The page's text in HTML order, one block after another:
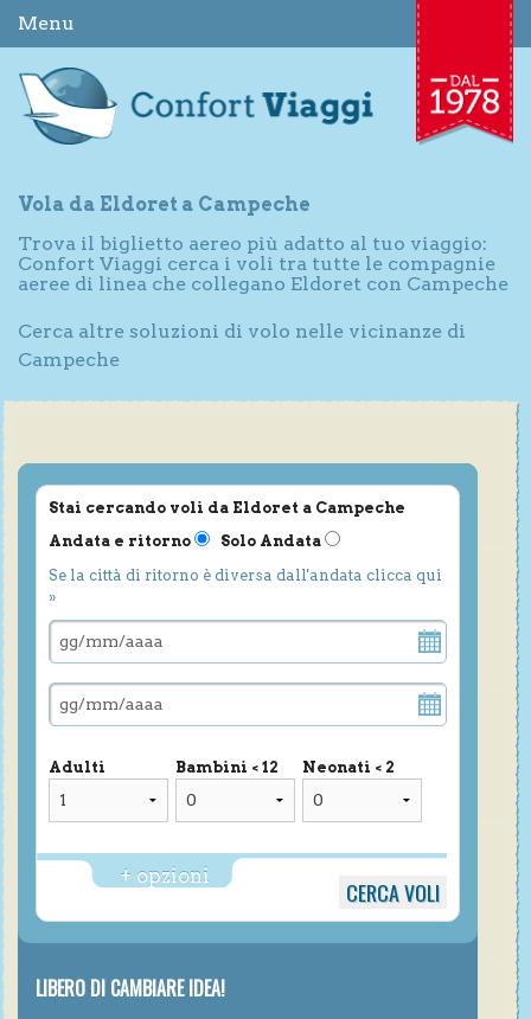
Menu
Vola da Eldoret a Campeche
Trova il biglietto aereo più adatto al tuo viaggio:
Confort Viaggi cerca i voli tra tutte le compagnie
aeree di linea che collegano Eldoret con Campeche
Cerca altre soluzioni di volo nelle vicinanze di
Campeche
Stai cercando voli da Eldoret a Campeche
Andata e ritorno
Solo Andata
Se la città di ritorno è diversa dall'andata clicca qui
»
Adulti Bambini < 12 Neonati < 2
+ opzioni
LIBERO DI CAMBIARE IDEA!